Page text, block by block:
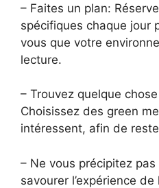
– Faites un plan:
spécifiques chaque jour
vous que votre
lecture.
– Trouvez quelque
Choisissez des green
intéressent, afin de
– Ne vous précipitez
savourer l’expérience